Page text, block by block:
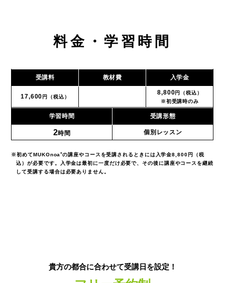
料金・学習時間
受講料 教材費 入学金
17,600 円（税込）
8,800円（税込）
※初受講時のみ
学習時間 受講形態
2時間 個別レッスン
※初めてMUKOnoa⁺の講座やコースを受講されるときには入学金8,800円（税
込）が必要です。入学金は最初に一度だけ必要で、その後に講座やコースを継続
して受講する場合は必要ありません。
貴方の都合に合わせて受講日を設定！